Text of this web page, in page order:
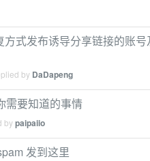
式发布诱导分享链接的账
by DaDapeng
需要知道的事情
bypaipaiio
发到这里